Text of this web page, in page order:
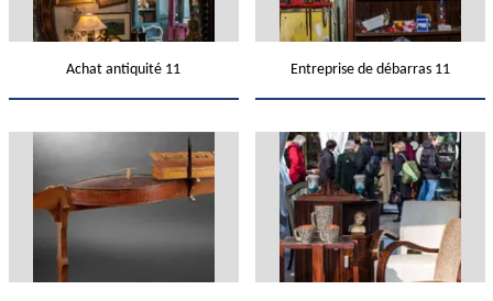
Achat antiquité 11 Entreprise de débarras 11